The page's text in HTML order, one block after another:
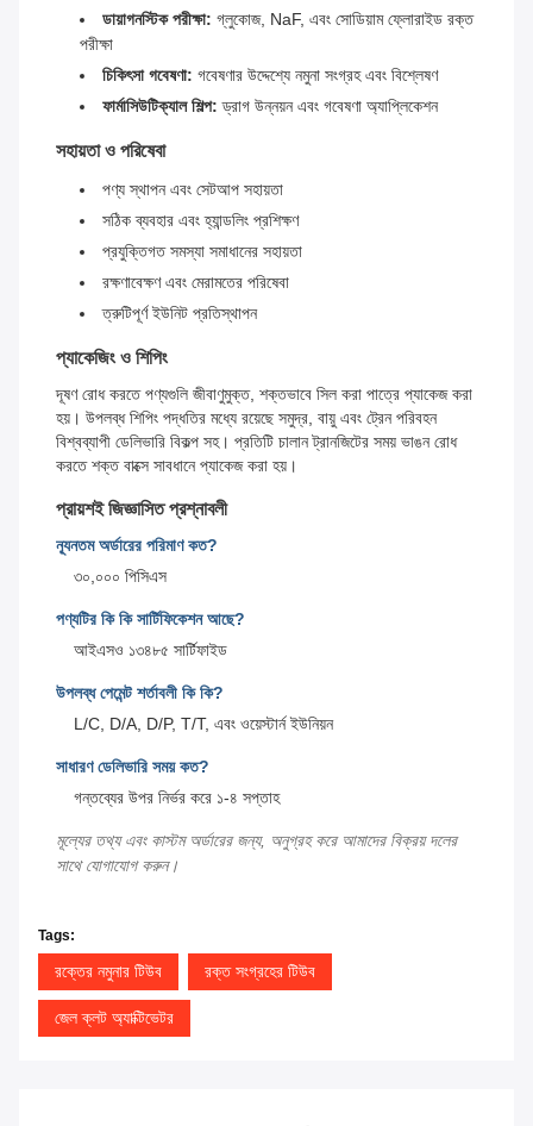
ডায়াগনস্টিক পরীক্ষা: গ্লুকোজ, NaF, এবং সোডিয়াম ফ্লোরাইড রক্ত
পরীক্ষা
চিকিৎসা গবেষণা: গবেষণার উদ্দেশ্যে নমুনা সংগ্রহ এবং বিশ্লেষণ
ফার্মাসিউটিক্যাল শিল্প: ড্রাগ উন্নয়ন এবং গবেষণা অ্যাপ্লিকেশন
সহায়তা ও পরিষেবা
পণ্য স্থাপন এবং সেটআপ সহায়তা
সঠিক ব্যবহার এবং হ্যান্ডলিং প্রশিক্ষণ
প্রযুক্তিগত সমস্যা সমাধানের সহায়তা
রক্ষণাবেক্ষণ এবং মেরামতের পরিষেবা
ত্রুটিপূর্ণ ইউনিট প্রতিস্থাপন
প্যাকেজিং ও শিপিং
দূষণ রোধ করতে পণ্যগুলি জীবাণুমুক্ত, শক্তভাবে সিল করা পাত্রে প্যাকেজ করা
হয়। উপলব্ধ শিপিং পদ্ধতির মধ্যে রয়েছে সমুদ্র, বায়ু এবং ট্রেন পরিবহন
বিশ্বব্যাপী ডেলিভারি বিকল্প সহ। প্রতিটি চালান ট্রানজিটের সময় ভাঙন রোধ
করতে শক্ত বাক্সে সাবধানে প্যাকেজ করা হয়।
প্রায়শই জিজ্ঞাসিত প্রশ্নাবলী
ন্যূনতম অর্ডারের পরিমাণ কত?
৩০,০০০ পিসিএস
পণ্যটির কি কি সার্টিফিকেশন আছে?
আইএসও ১৩৪৮৫ সার্টিফাইড
উপলব্ধ পেমেন্ট শর্তাবলী কি কি?
L/C, D/A, D/P, T/T, এবং ওয়েস্টার্ন ইউনিয়ন
সাধারণ ডেলিভারি সময় কত?
গন্তব্যের উপর নির্ভর করে ১-৪ সপ্তাহ
মূল্যের তথ্য এবং কাস্টম অর্ডারের জন্য, অনুগ্রহ করে আমাদের বিক্রয় দলের
সাথে যোগাযোগ করুন।
Tags:
রক্তের নমুনার টিউব রক্ত সংগ্রহের টিউব
জেল ক্লট অ্যাক্টিভেটর